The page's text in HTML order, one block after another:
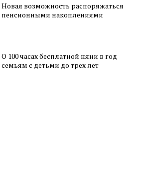
Новая возможность распоряжаться
пенсионными накоплениями
О 100 часах бесплатной няни в год
семьям с детьми до трех лет